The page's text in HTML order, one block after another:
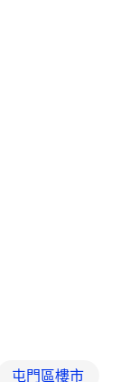
屯門區樓市